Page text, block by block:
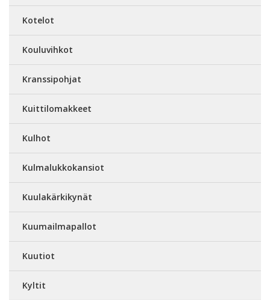
Kotelot
Kouluvihkot
Kranssipohjat
Kuittilomakkeet
Kulhot
Kulmalukkokansiot
Kuulakärkikynät
Kuumailmapallot
Kuutiot
Kyltit